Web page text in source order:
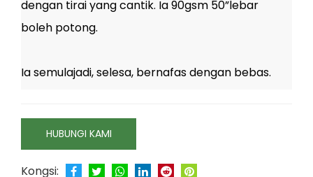
dengan tirai yang cantik. Ia 90gsm 50”lebar
boleh potong.
Ia semulajadi, selesa, bernafas dengan bebas.
HUBUNGI KAMI
Kongsi: